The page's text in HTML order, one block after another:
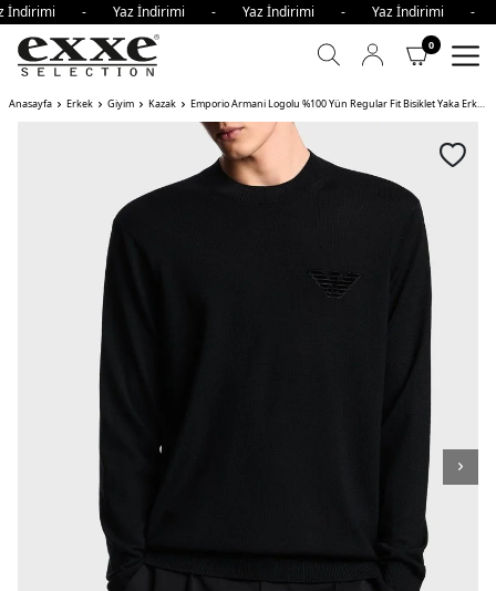
- Yaz İndirimi - Yaz İndirimi - Yaz
0
Anasayfa Erkek Giyim Kazak Emporio Armani Logolu %100 Yün Regular Fit Bisiklet Yaka Erkek Kazak